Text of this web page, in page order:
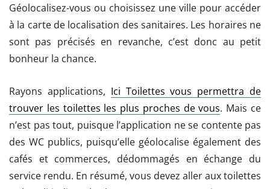
Géolocalisez-vous ou choisissez une ville pour accéder
à la carte de localisation des sanitaires. Les horaires ne
sont pas précisés en revanche, c’est donc au petit
bonheur la chance.
Rayons applications, Ici Toilettes vous permettra de
trouver les toilettes les plus proches de vous. Mais ce
n’est pas tout, puisque l’application ne se contente pas
des WC publics, puisqu’elle géolocalise également des
cafés et commerces, dédommagés en échange du
service rendu. En résumé, vous devez aller aux toilettes